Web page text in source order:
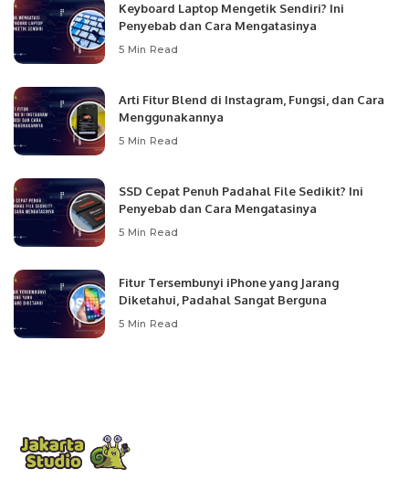
Keyboard Laptop Mengetik Sendiri? Ini
Penyebab dan Cara Mengatasinya
5 Min Read
Arti Fitur Blend di Instagram, Fungsi, dan Cara
Menggunakannya
5 Min Read
SSD Cepat Penuh Padahal File Sedikit? Ini
Penyebab dan Cara Mengatasinya
5 Min Read
Fitur Tersembunyi iPhone yang Jarang
Diketahui, Padahal Sangat Berguna
5 Min Read